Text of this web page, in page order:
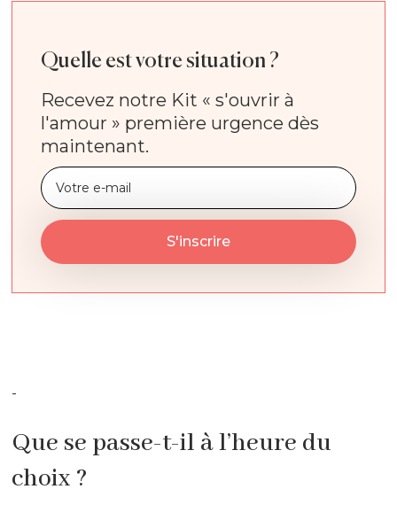
Quelle est votre situation ?
Recevez notre Kit « s'ouvrir à
l'amour » première urgence dès
maintenant.
-
Que se passe-t-il à l’heure du
choix ?